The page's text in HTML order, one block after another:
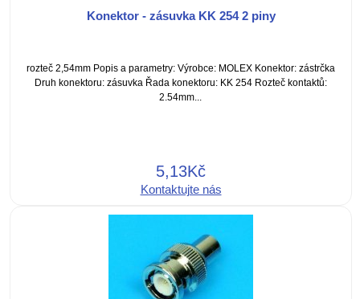
Konektor - zásuvka KK 254 2 piny
rozteč 2,54mm Popis a parametry: Výrobce: MOLEX Konektor: zástrčka
Druh konektoru: zásuvka Řada konektoru: KK 254 Rozteč kontaktů:
2.54mm...
5,13Kč
Kontaktujte nás